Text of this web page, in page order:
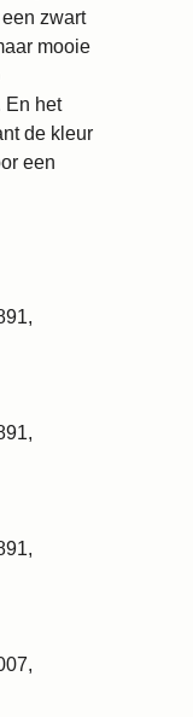
zwart
mooie
En het
de kleur
een